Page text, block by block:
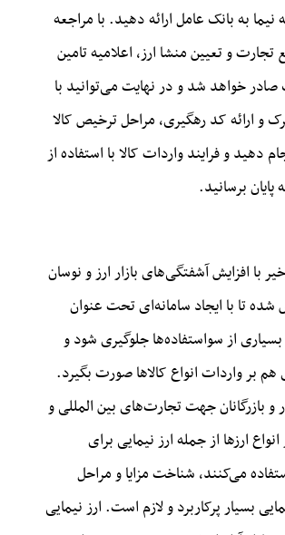
به بانک عامل ارائه دهید. با مراجعه
تجارت و تعیین منشا ارز، اعلامیه تامین
صادر خواهد شد و در نهایت می‌توانید با
و ارائه کد رهگیری، مراحل ترخیص کالا
دهید و فرایند واردات کالا با استفاده از
پایان برسانید.
با افزایش آشفتگی‌های بازار ارز و نوسان
تا با ایجاد سامانه‌ای تحت عنوان
بسیاری از سواستفاده‌ها جلوگیری شود و
بر واردات انواع کالاها صورت بگیرد.
و بازرگانان جهت تجارت‌های بین المللی و
ارزها از جمله ارز نیمایی برای
می‌کنند، شناخت مزایا و مراحل
بسیار پرکاربرد و لازم است. ارز نیمایی